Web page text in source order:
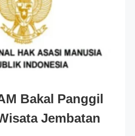
Bakal Panggil
Jembatan